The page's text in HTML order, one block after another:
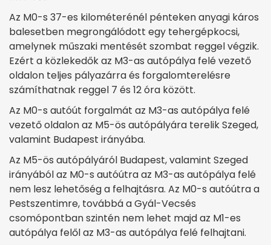
Az M0-s 37-es kilométerénél pénteken anyagi káros
balesetben megrongálódott egy tehergépkocsi,
amelynek műszaki mentését szombat reggel végzik.
Ezért a közlekedők az M3-as autópálya felé vezető
oldalon teljes pályazárra és forgalomterelésre
számíthatnak reggel 7 és 12 óra között.
Az M0-s autóút forgalmát az M3-as autópálya felé
vezető oldalon az M5-ös autópályára terelik Szeged,
valamint Budapest irányába.
Az M5-ös autópályáról Budapest, valamint Szeged
irányából az M0-s autóútra az M3-as autópálya felé
nem lesz lehetőség a felhajtásra. Az M0-s autóútra a
Pestszentimre, továbbá a Gyál-Vecsés
csomópontban szintén nem lehet majd az M1-es
autópálya felől az M3-as autópálya felé felhajtani.